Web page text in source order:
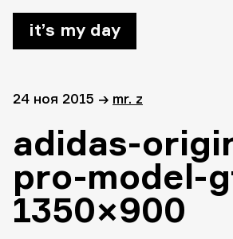
it’s my day
24 ноя 2015 → mr. z
adidas-
pro-model-
1350×900